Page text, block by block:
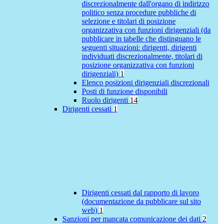
discrezionalmente dall'organo di indirizzo
politico senza procedure pubbliche di
selezione e titolari di posizione
organizzativa con funzioni dirigenziali (da
pubblicare in tabelle che distinguano le
seguenti situazioni: dirigenti, dirigenti
individuati discrezionalmente, titolari di
posizione organizzativa con funzioni
dirigenziali) 1
Elenco posizioni dirigenziali discrezionali
Posti di funzione disponibili
Ruolo dirigenti 14
Dirigenti cessati 1
Dirigenti cessati dal rapporto di lavoro
(documentazione da pubblicare sul sito
web) 1
Sanzioni per mancata comunicazione dei dati 2